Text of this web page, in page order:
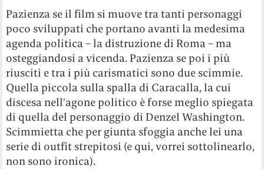
Pazienza se il film si muove tra tanti personaggi
poco sviluppati che portano avanti la medesima
agenda politica – la distruzione di Roma – ma
osteggiandosi a vicenda. Pazienza se poi i più
riusciti e tra i più carismatici sono due scimmie.
Quella piccola sulla spalla di Caracalla, la cui
discesa nell’agone politico è forse meglio spiegata
di quella del personaggio di Denzel Washington.
Scimmietta che per giunta sfoggia anche lei una
serie di outfit strepitosi (e qui, vorrei sottolinearlo,
non sono ironica).